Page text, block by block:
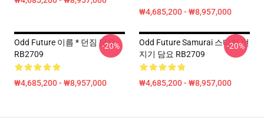
₩4,685,200 - ₩8,957,000
Odd Future 이름 * 던짐 담요
RB2709
₩4,685,200 - ₩8,957,000
-20%
Odd Future Samurai 스티커 던
지기 담요 RB2709
₩4,685,200 - ₩8,957,000
-20%